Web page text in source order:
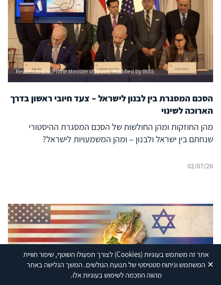
אתר זה משתמש בעוגיות(Cookies) לצורך תפעולו השוטף, שיפור חוויית
המשתמש וניתוח סטטיסטי של תנועת הגולשים. המשך הגלישה באתר
מהווה הסכמה לשימוש בעוגיות אלו.
✕
Reuters and X (Prime Minister of Israel). Modified by INSS
הסכם המסגרת בין לבנון לישראל – צעד חיובי ראשון בדרך
הארוכה לשינוי
מהן החוזקות ומהן החולשות של הסכם המסגרת ההיסטורי
שנחתם בין ישראל ולבנון – ומהן המשמעויות לישראל?
02/07/26